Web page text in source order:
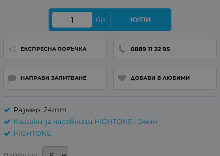
бр. КУПИ
ЕКСПРЕСНА ПОРЪЧКА 0889 11 22 95
НАПРАВИ ЗАПИТВАНЕ ДОБАВИ В ЛЮБИМИ
Размер: 24mm
Каишки за часовници HIGHTONE - 24мм
HIGHTONE